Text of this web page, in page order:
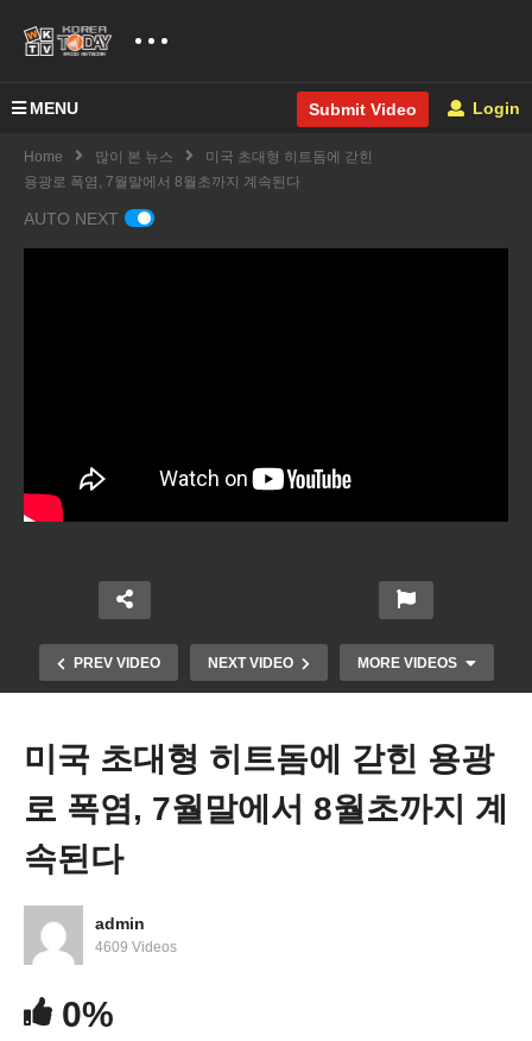
MENU Submit Video Login
Home 많이 본 뉴스
미국 초대형 히트돔에 갇힌
용광로 폭염, 7월말에서 8월초까지 계속된다
AUTO NEXT
PREV VIDEO NEXT VIDEO MORE VIDEOS
바이든 경제 ‘백악관 경제 살렸다 vs 미국민 지지
37%로 낙제점’
미국 초대형 히트돔에 갇힌 용광
로 폭염, 7월말에서 8월초까지 계
속된다
admin
4609 Videos
0%